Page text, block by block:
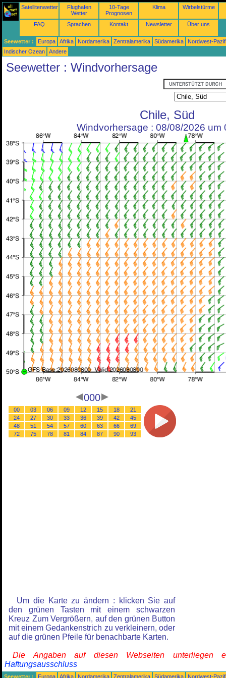
Satellitenwetter
Flughafen
Wetter
10-Tage
Prognosen
Klima Wirbelstürme
FAQ Sprachen Kontakt Newsletter Über uns
Seewetter : Europa Afrika Nordamerika Zentralamerika Südamerika
Nordwest-
Indischer Ozean
Andere
Seewetter : Windvorhersage
Chile, Süd
Windvorhersage : 08/08/2026 um
000
00 03 06 09 12 15 18
21
24
27 30 33 36 39 42
45
48
51 54 57 60 63 66
69
72
75 78 81 84 87 90 93
Um die Karte zu ändern : klicken Sie auf
den grünen Tasten mit einem schwarzen
Kreuz Zum Vergrößern, auf den grünen Button
mit einem Gedankenstrich zu verkleinern, oder
auf die grünen Pfeile für benachbarte Karten.
Die Angaben auf diesen Webseiten unterliegen
Haftungsausschluss
Seewetter : Europa Afrika Nordamerika Zentralamerika Südamerika
Nordwest-